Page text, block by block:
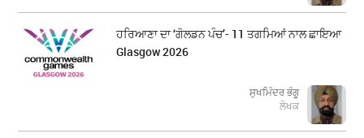
ਹਰਿਆਣਾ ਦਾ ‘ਗੋਲਡਨ ਪੰਚ’- 11 ਤਗਮਿਆਂ ਨਾਲ ਛਾਇਆ
Glasgow 2026
ਸੁਖਮਿੰਦਰ ਭੰਗੂ
ਲੇਖਕ